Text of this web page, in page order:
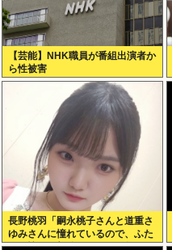
【芸能】NHK職員が番組出演者か
ら性被害
長野桃羽「嗣永桃子さんと道重さ
ゆみさんに憧れているので、ふた
りの憧れの部分をぎゅっと集めた